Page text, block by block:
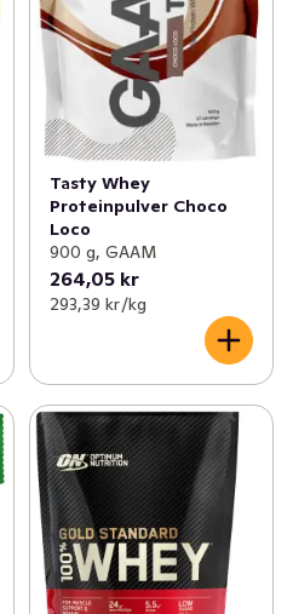
Tasty Whey
Proteinpulver Choco
Loco
900 g, GAAM
264,05 kr
293,39 kr /kg